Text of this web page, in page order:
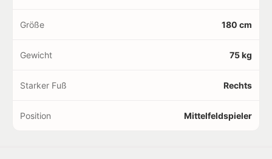
Größe 180 cm
Gewicht 75 kg
Starker Fuß Rechts
Position Mittelfeldspieler